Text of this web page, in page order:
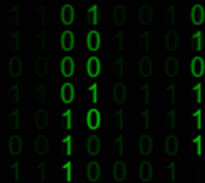
08月05日，农历六月廿三，星期三!
08月04日，农历六月廿二，星期二!
08月03日，农历六月廿一，星期一!